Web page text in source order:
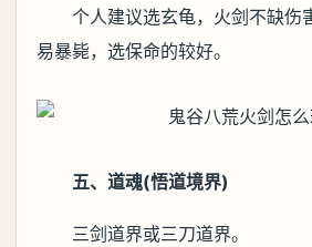
个人建议选玄龟，火剑不缺伤
易暴毙，选保命的较好。
五、道魂(悟道境界)
三剑道界或三刀道界。